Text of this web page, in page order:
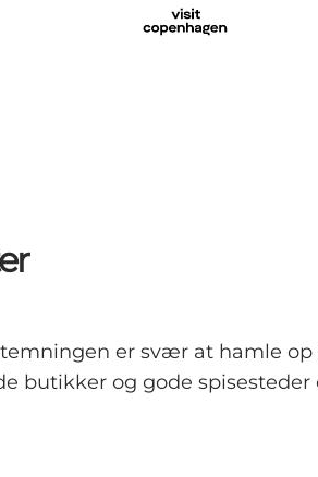
er svær at hamle
butikker og gode